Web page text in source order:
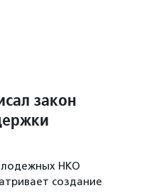
закон
НКО
создание